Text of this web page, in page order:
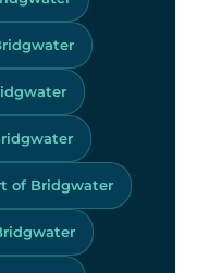
of Bridgwater